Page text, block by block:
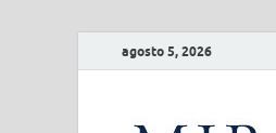
agosto 5, 2026